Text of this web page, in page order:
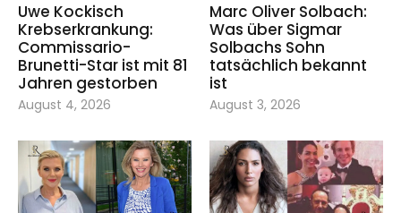
Uwe Kockisch
Krebserkrankung:
Commissario-
Brunetti-Star ist mit 81
Jahren gestorben
August 4, 2026
Marc Oliver Solbach:
Was über Sigmar
Solbachs Sohn
tatsächlich bekannt
ist
August 3, 2026